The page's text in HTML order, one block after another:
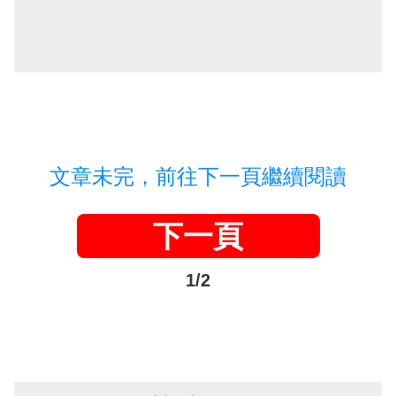
文章未完，前往下一頁繼續閱讀
下一頁
1/2